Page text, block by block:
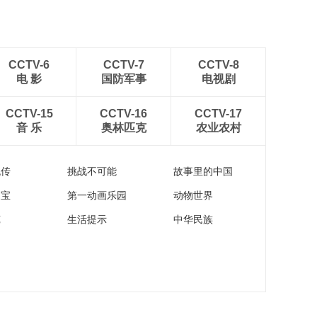
CCTV-6
电 影
CCTV-7
国防军事
CCTV-8
电视剧
CCTV-15
音 乐
CCTV-16
奥林匹克
CCTV-17
农业农村
挑战不可能 故事里的中国
第一动画乐园 动物世界
生活提示 中华民族